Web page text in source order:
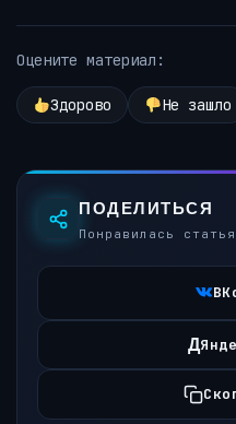
Оцените материал:
Здорово Не зашло
ПОДЕЛИТЬСЯ
Понравилась
Д